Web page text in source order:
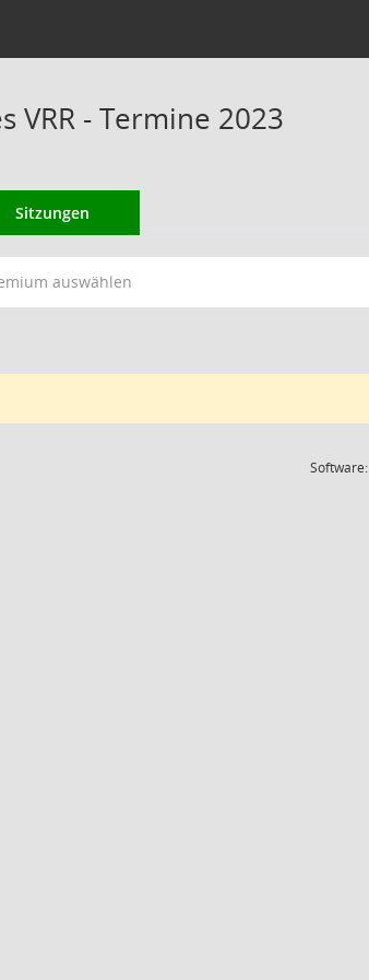
VRR - Termine 2023
Sitzungen
auswählen
Software: